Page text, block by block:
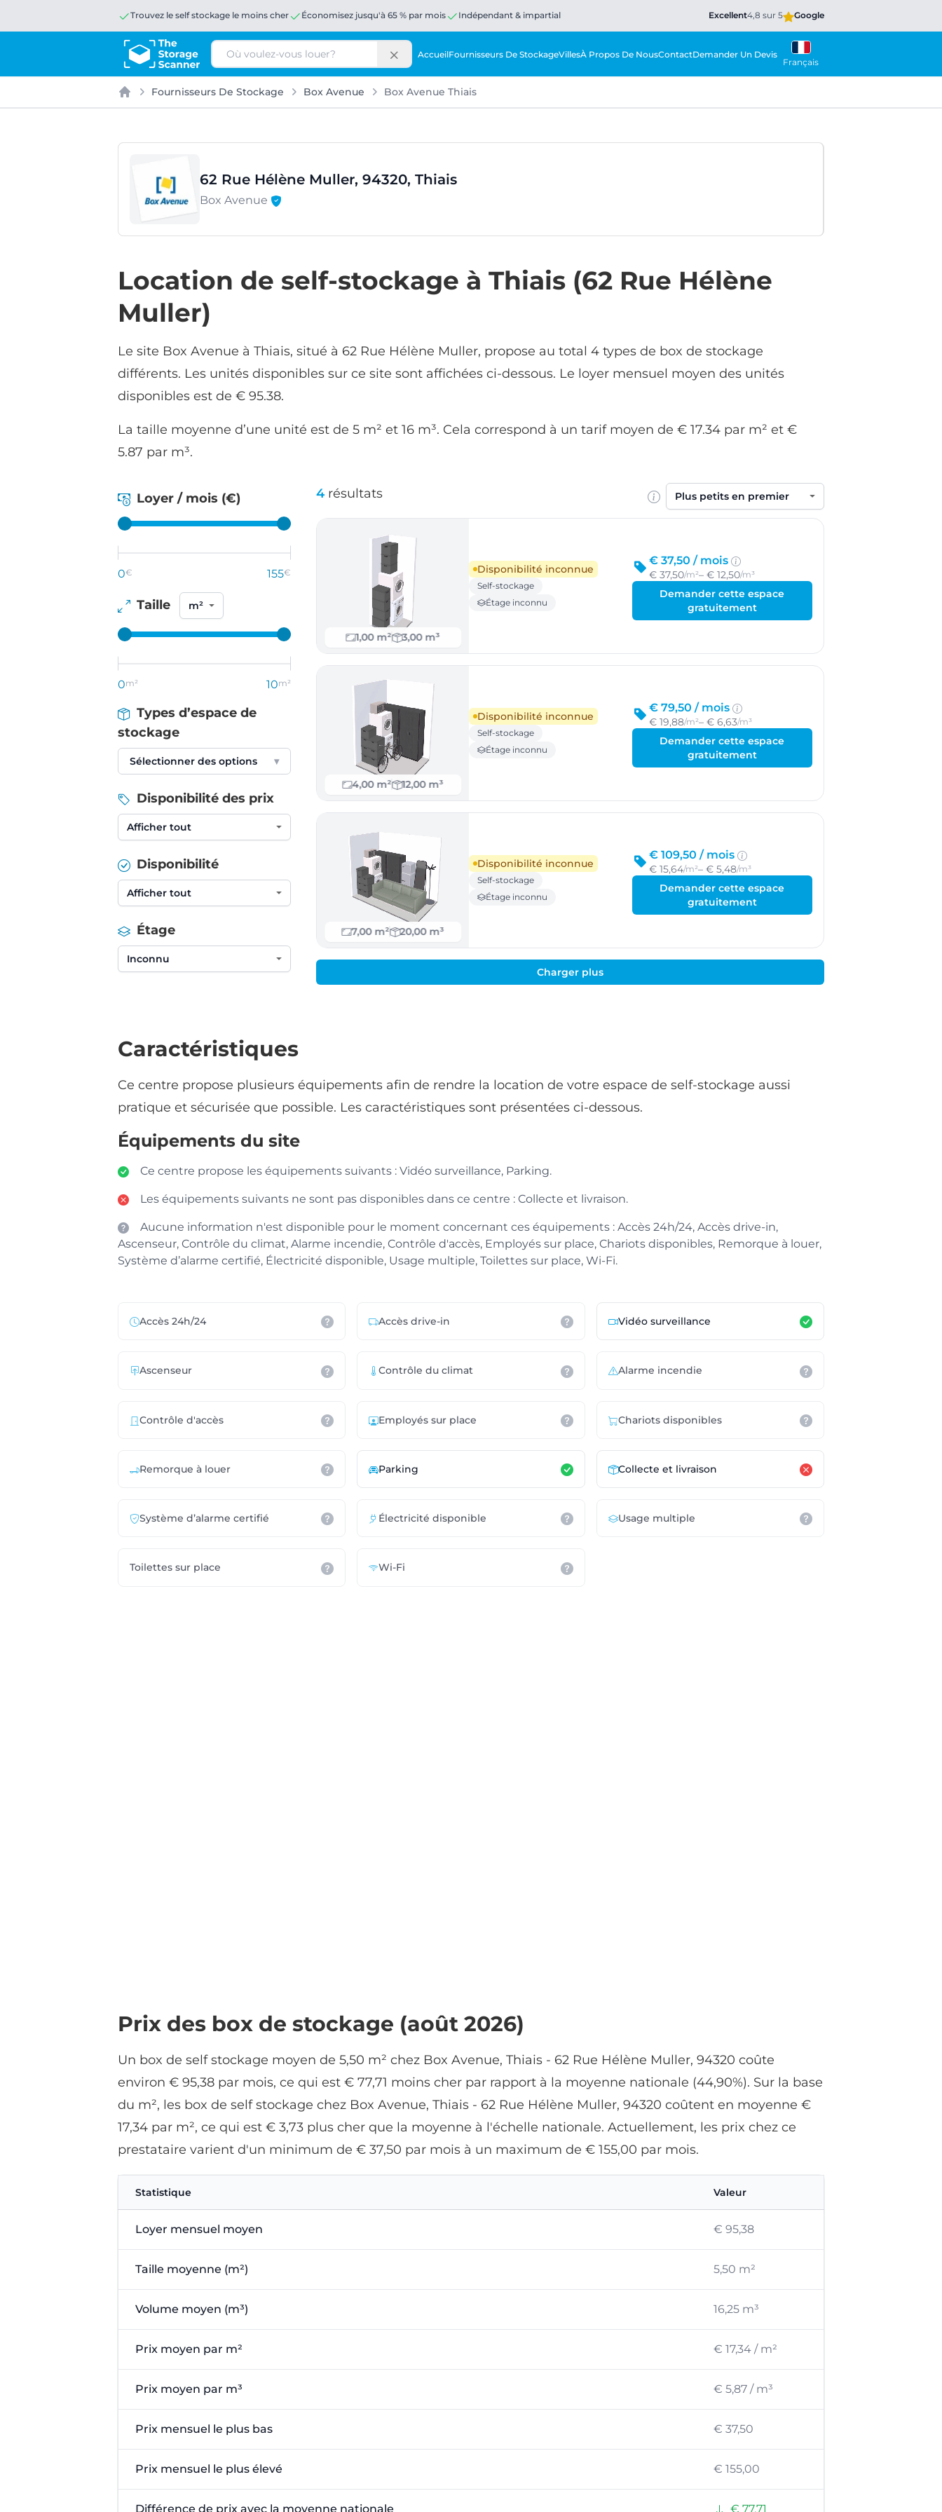
Trouvez le self stockage le moins cher Économisez jusqu'à 65 % par mois Indépendant & impartial Excellent4,8 sur 5 Google
Rechercher AccueilFournisseurs De StockageVillesÀ Propos De NousContactDemander Un Devis
Français
Accueil
Fournisseurs De Stockage Box Avenue Box Avenue Thiais
62 Rue Hélène Muller, 94320, Thiais
Box Avenue
Location de self-stockage à Thiais (62 Rue Hélène
Muller)
Le site Box Avenue à Thiais, situé à 62 Rue Hélène Muller, propose au total 4 types de box de stockage
différents. Les unités disponibles sur ce site sont affichées ci-dessous. Le loyer mensuel moyen des unités
disponibles est de € 95.38.
La taille moyenne d’une unité est de 5 m² et 16 m³. Cela correspond à un tarif moyen de € 17.34 par m² et €
5.87 par m³.
4 résultats
Trier par
1,00 m² 3,00 m³
Disponibilité inconnue
Self-stockage
Étage inconnu
€ 37,50 / mois
€ 37,50/m²– € 12,50/m³
Demander cette espace
gratuitement
4,00 m² 12,00 m³
Disponibilité inconnue
Self-stockage
Étage inconnu
€ 79,50 / mois
€ 19,88/m²– € 6,63/m³
Demander cette espace
gratuitement
7,00 m² 20,00 m³
Disponibilité inconnue
Self-stockage
Étage inconnu
€ 109,50 / mois
€ 15,64/m²– € 5,48/m³
Demander cette espace
gratuitement
Charger plus
Loyer / mois (€)
0€ 155€
Taille
0m² 10m²
Types d’espace de
stockage
Sélectionner des options ▾
Disponibilité des prix
Disponibilité
Étage
Caractéristiques
Ce centre propose plusieurs équipements afin de rendre la location de votre espace de self-stockage aussi
pratique et sécurisée que possible. Les caractéristiques sont présentées ci-dessous.
Équipements du site
Ce centre propose les équipements suivants : Vidéo surveillance, Parking.
Les équipements suivants ne sont pas disponibles dans ce centre : Collecte et livraison.
Aucune information n'est disponible pour le moment concernant ces équipements : Accès 24h/24, Accès drive-in,
Ascenseur, Contrôle du climat, Alarme incendie, Contrôle d'accès, Employés sur place, Chariots disponibles, Remorque à louer,
Système d’alarme certifié, Électricité disponible, Usage multiple, Toilettes sur place, Wi-Fi.
Accès 24h/24 Accès drive-in Vidéo surveillance
Ascenseur Contrôle du climat Alarme incendie
Contrôle d'accès Employés sur place Chariots disponibles
Remorque à louer Parking Collecte et livraison
Système d’alarme certifié Électricité disponible Usage multiple
Toilettes sur place Wi-Fi
Prix des box de stockage (août 2026)
Un box de self stockage moyen de 5,50 m² chez Box Avenue, Thiais - 62 Rue Hélène Muller, 94320 coûte
environ € 95,38 par mois, ce qui est € 77,71 moins cher par rapport à la moyenne nationale (44,90%). Sur la base
du m², les box de self stockage chez Box Avenue, Thiais - 62 Rue Hélène Muller, 94320 coûtent en moyenne €
17,34 par m², ce qui est € 3,73 plus cher que la moyenne à l'échelle nationale. Actuellement, les prix chez ce
prestataire varient d'un minimum de € 37,50 par mois à un maximum de € 155,00 par mois.
Statistique Valeur
Loyer mensuel moyen € 95,38
Taille moyenne (m²) 5,50 m²
Volume moyen (m³) 16,25 m³
Prix moyen par m² € 17,34 / m²
Prix moyen par m³ € 5,87 / m³
Prix mensuel le plus bas € 37,50
Prix mensuel le plus élevé € 155,00
Différence de prix avec la moyenne nationale € 77,71